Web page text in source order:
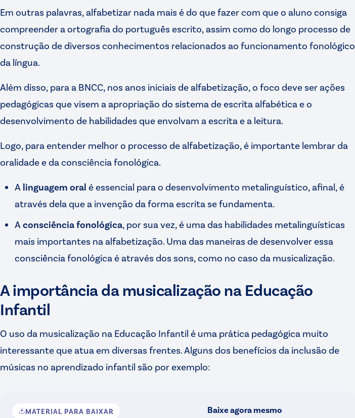
Em outras palavras, alfabetizar nada mais é do que fazer com que o aluno consiga
compreender a ortografia do português escrito, assim como do longo processo de
construção de diversos conhecimentos relacionados ao funcionamento fonológico
da língua.
Além disso, para a BNCC, nos anos iniciais de alfabetização, o foco deve ser ações
pedagógicas que visem a apropriação do sistema de escrita alfabética e o
desenvolvimento de habilidades que envolvam a escrita e a leitura.
Logo, para entender melhor o processo de alfabetização, é importante lembrar da
oralidade e da consciência fonológica.
A linguagem oral é essencial para o desenvolvimento metalinguístico, afinal, é
através dela que a invenção da forma escrita se fundamenta.
A consciência fonológica, por sua vez, é uma das habilidades metalinguísticas
mais importantes na alfabetização. Uma das maneiras de desenvolver essa
consciência fonológica é através dos sons, como no caso da musicalização.
A importância da musicalização na Educação
Infantil
O uso da musicalização na Educação Infantil é uma prática pedagógica muito
interessante que atua em diversas frentes. Alguns dos benefícios da inclusão de
músicas no aprendizado infantil são por exemplo:
MATERIAL PARA BAIXAR
Baixe agora mesmo